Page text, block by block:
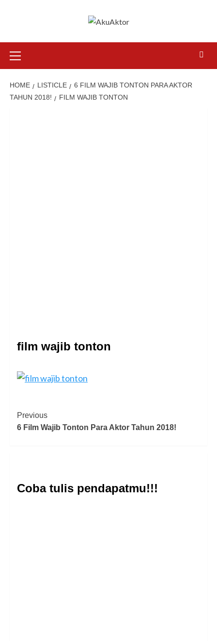
HOME LISTICLE
6 FILM WAJIB TONTON PARA AKTOR
TAHUN 2018!
FILM WAJIB TONTON
film wajib tonton
Previous
6 Film Wajib Tonton Para Aktor Tahun 2018!
Coba tulis pendapatmu!!!